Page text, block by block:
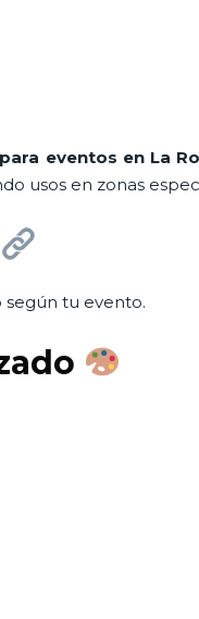
eventos en La
usos en zonas
según tu evento.